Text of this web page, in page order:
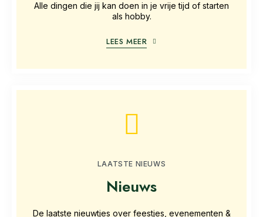
Alle dingen die jij kan doen in je vrije tijd of starten
als hobby.
LEES MEER
LAATSTE NIEUWS
Nieuws
De laatste nieuwtjes over feestjes, evenementen &